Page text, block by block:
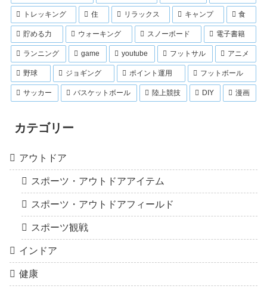
トレッキング 住 リラックス キャンプ 食
貯める力 ウォーキング スノーボード 電子書籍
ランニング game youtube フットサル アニメ
野球 ジョギング ポイント運用 フットボール
サッカー バスケットボール 陸上競技 DIY 漫画
カテゴリー
アウトドア
スポーツ・アウトドアアイテム
スポーツ・アウトドアフィールド
スポーツ観戦
インドア
健康